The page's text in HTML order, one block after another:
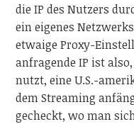
die IP des Nutzers
ein eigenes
etwaige Proxy-
anfragende IP ist
nutzt, eine U.S.-
dem Streaming
gecheckt, wo man